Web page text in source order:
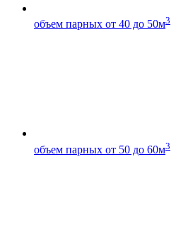
объем парных от 40 до 50м3
объем парных от 50 до 60м3